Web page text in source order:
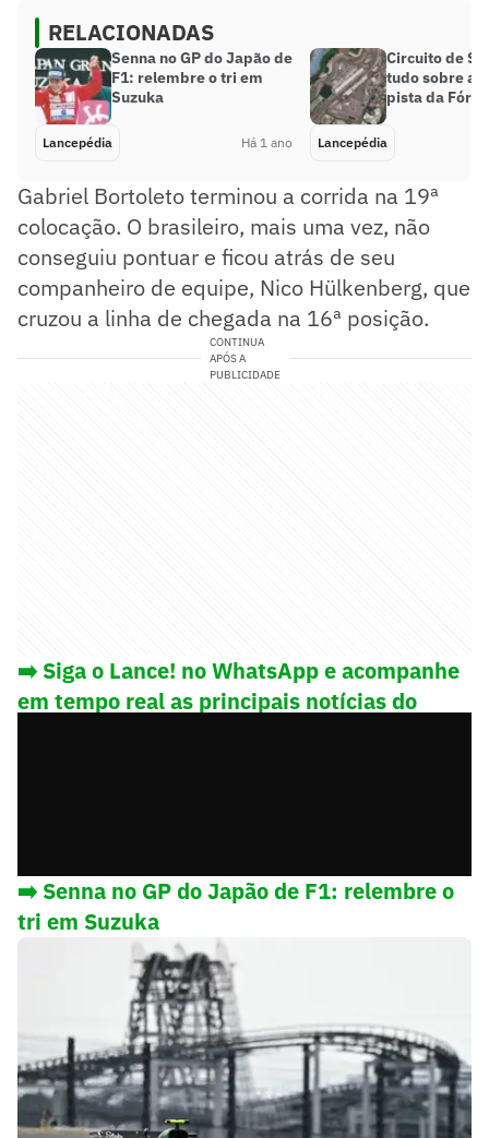
RELACIONADAS
Senna no GP do Japão de
F1: relembre o tri em
Suzuka
Lancepédia Há 1 ano
Circuito de
tudo sobre a
pista da
Lancepédia
Gabriel Bortoleto terminou a corrida na 19ª
colocação. O brasileiro, mais uma vez, não
conseguiu pontuar e ficou atrás de seu
companheiro de equipe, Nico Hülkenberg, que
cruzou a linha de chegada na 16ª posição.
CONTINUA
APÓS A
PUBLICIDADE
➡️ Siga o Lance! no WhatsApp e acompanhe
em tempo real as principais notícias do
➡️ Senna no GP do Japão de F1: relembre o
tri em Suzuka